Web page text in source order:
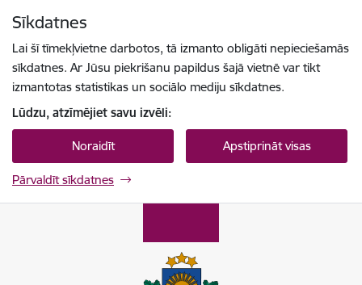
Sīkdatnes
Lai šī tīmekļvietne darbotos, tā izmanto obligāti nepieciešamās
sīkdatnes. Ar Jūsu piekrišanu papildus šajā vietnē var tikt
izmantotas statistikas un sociālo mediju sīkdatnes.
Lūdzu, atzīmējiet savu izvēli:
Noraidīt Apstiprināt visas
Pārvaldīt sīkdatnes